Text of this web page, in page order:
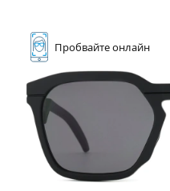
Пробвайтеонлайн